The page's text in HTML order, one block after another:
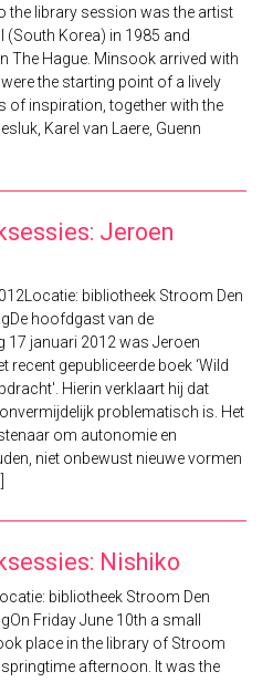
the library session was the artist
(South Korea) in 1985 and
The Hague. Minsook arrived with
the starting point of a lively
of inspiration, together with the
Karel van Laere, Guenn
Jeroen
bibliotheek Stroom Den
hoofdgast van de
17 januari 2012 was Jeroen
gepubliceerde boek ‘Wild
Hierin verklaart hij dat
problematisch is. Het
om autonomie en
niet onbewust nieuwe vormen
Nishiko
bibliotheek Stroom Den
Friday June 10th a small
place in the library of Stroom
afternoon. It was the